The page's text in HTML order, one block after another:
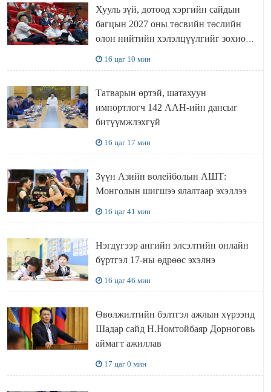
Хууль зүй, дотоод хэргийн сайдын
багцын 2027 оны төсвийн төслийн
олон нийтийн хэлэлцүүлгийг зохион
16 цаг 10 мин
Татварын өртэй, шатахуун
импортлогч 142 ААН-ийн дансыг
битүүмжлэхгүй
16 цаг 17 мин
Зүүн Азийн волейболын АШТ:
Монголын шигшээ ялалтаар эхэллээ
16 цаг 41 мин
Нэгдүгээр ангийн элсэлтийн онлайн
бүртгэл 17-ны өдрөөс эхэлнэ
16 цаг 46 мин
Өвөлжилтийн бэлтгэл ажлын хүрээнд
Шадар сайд Н.Номтойбаяр Дорноговь
аймагт ажиллав
17 цаг 0 мин